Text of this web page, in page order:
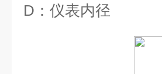
D ：仪表内径